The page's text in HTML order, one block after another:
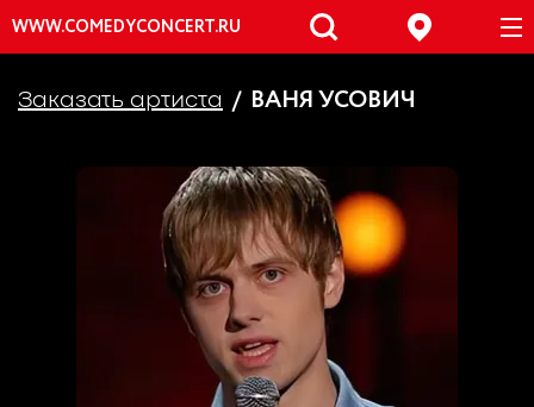
WWW.COMEDYCONCERT.RU
Заказать артиста ВАНЯ УСОВИЧ